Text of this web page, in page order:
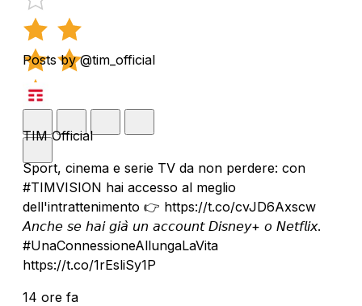
Posts by @tim_official
TIM Official
Sport, cinema e serie TV da non perdere: con
#TIMVISION hai accesso al meglio
dell'intrattenimento 👉 https://t.co/cvJD6Axscw
𝘈𝘯𝘤𝘩𝘦 𝘴𝘦 𝘩𝘢𝘪 𝘨𝘪𝘢̀ 𝘶𝘯 𝘢𝘤𝘤𝘰𝘶𝘯𝘵 𝘋𝘪𝘴𝘯𝘦𝘺+ 𝘰 𝘕𝘦𝘵𝘧𝘭𝘪𝘹.
#UnaConnessioneAllungaLaVita
https://t.co/1rEsliSy1P
14 ore fa